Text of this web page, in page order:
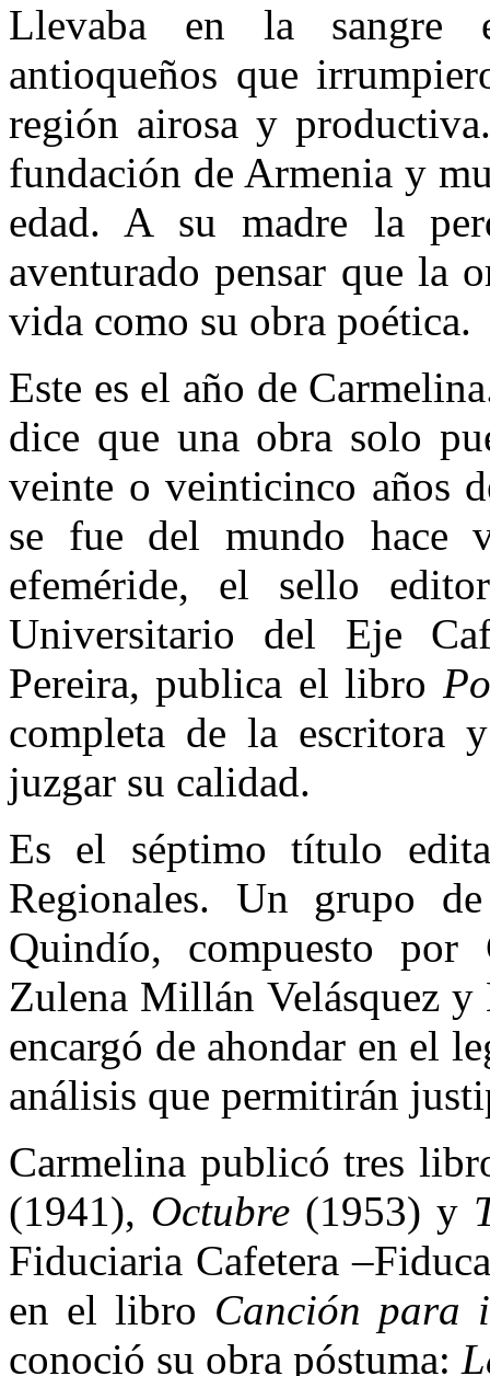
Llevaba en la sangre
antioqueños que
región airosa y
fundación de Armenia y
edad. A su madre la
aventurado pensar que la
vida como su obra poética.
Este es el año de
dice que una obra solo
veinte o veinticinco años
se fue del mundo hace
efeméride, el sello
Universitario del Eje
Pereira, publica el libro
completa de la escritora
juzgar su calidad.
Es el séptimo título
Regionales. Un grupo
Quindío, compuesto
Zulena Millán Velásquez y
encargó de ahondar en el
análisis que permitirán
Carmelina publicó tres
(1941), Octubre (1953) y
Fiduciaria Cafetera
en el libro Canción
conoció su obra póstuma: